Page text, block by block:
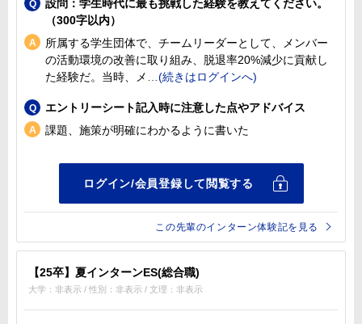
設問：学生時代に最も挑戦した経験を教えてください。
（300字以内）
所属する学生団体で、チームリーダーとして、メンバー
の活動環境の改善に取り組み、脱退率20%減少に貢献し
た経験だ。当時、メ
エントリーシート記入時に注意した点やアドバイス
課題、施策が明確にわかるように書いた
この先輩のインターン体験記を見る
【25卒】夏インターンES(総合職)
大学：非表示 / 性別：非表示 / 文理：非表示